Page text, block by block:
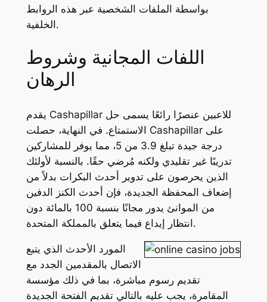
بواسطة الملفات الشخصية عبر هذه الروابط
الخلفية.
اللفات المجانية وشروط
الرهان
يقدم Cashapillar للاعبين عنصرًا رائعًا يسمى حل
الاستمتاع. في النهاية، حصلت Cashapillar على
درجة جيدة تبلغ 3.9 من 5، مما يوفر للمشاركين
تدريبًا غير تقليدي ولكنه مُرضي حقًا. بالنسبة لأولئك
الذين يحرصون على تدوير أحدث البكرات بدلاً من
إضعاف المحفظة الجديدة، فإن أحدث الكنز الدفين
من الموانئ يدور مجانًا بنسبة 100 بالمائة دون
انتظار إيداع فيما يتعلق بالمملكة المتحدة.
المورد الأحدث الذي يتبع
الاتصال بالمقدمين الجدد مع
تقديم رسوم مباشرة، بما في ذلك مؤسسة
المقامرة، يجب عليه بالتالي تقديم الفتحة الجديدة